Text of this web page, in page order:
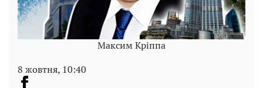
Максим Кріппа
8 жовтня, 10:40